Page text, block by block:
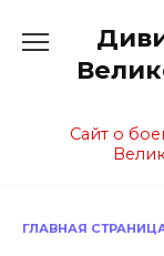
содержанию
Сайт о
ГЛАВНАЯ